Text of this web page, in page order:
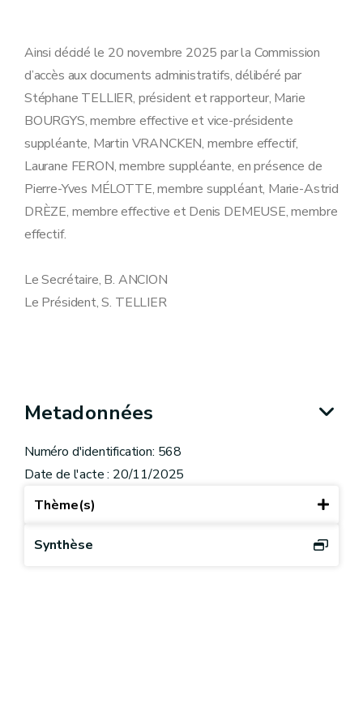
Ainsi décidé le 20 novembre 2025 par la Commission
d’accès aux documents administratifs, délibéré par
Stéphane TELLIER, président et rapporteur, Marie
BOURGYS, membre effective et vice-présidente
suppléante, Martin VRANCKEN, membre effectif,
Laurane FERON, membre suppléante, en présence de
Pierre-Yves MÉLOTTE, membre suppléant, Marie-Astrid
DRÈZE, membre effective et Denis DEMEUSE, membre
effectif.
Le Secrétaire, B. ANCION
Le Président, S. TELLIER
Metadonnées
Numéro d'identification: 568
Date de l'acte : 20/11/2025
Thème(s)
Synthèse